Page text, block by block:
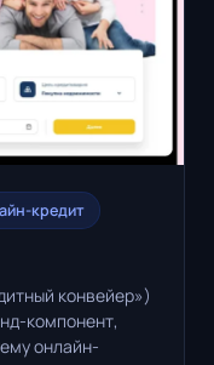
кредит
конвейер»)
компонент,
онлайн-